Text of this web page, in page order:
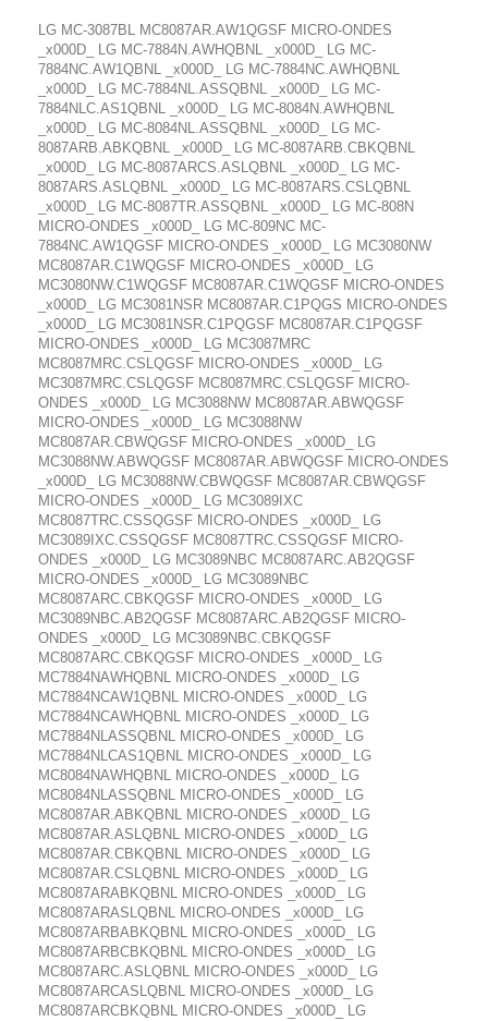
LG MC-3087BL MC8087AR.AW1QGSF MICRO-ONDES
_x000D_ LG MC-7884N.AWHQBNL _x000D_ LG MC-
7884NC.AW1QBNL _x000D_ LG MC-7884NC.AWHQBNL
_x000D_ LG MC-7884NL.ASSQBNL _x000D_ LG MC-
7884NLC.AS1QBNL _x000D_ LG MC-8084N.AWHQBNL
_x000D_ LG MC-8084NL.ASSQBNL _x000D_ LG MC-
8087ARB.ABKQBNL _x000D_ LG MC-8087ARB.CBKQBNL
_x000D_ LG MC-8087ARCS.ASLQBNL _x000D_ LG MC-
8087ARS.ASLQBNL _x000D_ LG MC-8087ARS.CSLQBNL
_x000D_ LG MC-8087TR.ASSQBNL _x000D_ LG MC-808N
MICRO-ONDES _x000D_ LG MC-809NC MC-
7884NC.AW1QGSF MICRO-ONDES _x000D_ LG MC3080NW
MC8087AR.C1WQGSF MICRO-ONDES _x000D_ LG
MC3080NW.C1WQGSF MC8087AR.C1WQGSF MICRO-ONDES
_x000D_ LG MC3081NSR MC8087AR.C1PQGS MICRO-ONDES
_x000D_ LG MC3081NSR.C1PQGSF MC8087AR.C1PQGSF
MICRO-ONDES _x000D_ LG MC3087MRC
MC8087MRC.CSLQGSF MICRO-ONDES _x000D_ LG
MC3087MRC.CSLQGSF MC8087MRC.CSLQGSF MICRO-
ONDES _x000D_ LG MC3088NW MC8087AR.ABWQGSF
MICRO-ONDES _x000D_ LG MC3088NW
MC8087AR.CBWQGSF MICRO-ONDES _x000D_ LG
MC3088NW.ABWQGSF MC8087AR.ABWQGSF MICRO-ONDES
_x000D_ LG MC3088NW.CBWQGSF MC8087AR.CBWQGSF
MICRO-ONDES _x000D_ LG MC3089IXC
MC8087TRC.CSSQGSF MICRO-ONDES _x000D_ LG
MC3089IXC.CSSQGSF MC8087TRC.CSSQGSF MICRO-
ONDES _x000D_ LG MC3089NBC MC8087ARC.AB2QGSF
MICRO-ONDES _x000D_ LG MC3089NBC
MC8087ARC.CBKQGSF MICRO-ONDES _x000D_ LG
MC3089NBC.AB2QGSF MC8087ARC.AB2QGSF MICRO-
ONDES _x000D_ LG MC3089NBC.CBKQGSF
MC8087ARC.CBKQGSF MICRO-ONDES _x000D_ LG
MC7884NAWHQBNL MICRO-ONDES _x000D_ LG
MC7884NCAW1QBNL MICRO-ONDES _x000D_ LG
MC7884NCAWHQBNL MICRO-ONDES _x000D_ LG
MC7884NLASSQBNL MICRO-ONDES _x000D_ LG
MC7884NLCAS1QBNL MICRO-ONDES _x000D_ LG
MC8084NAWHQBNL MICRO-ONDES _x000D_ LG
MC8084NLASSQBNL MICRO-ONDES _x000D_ LG
MC8087AR.ABKQBNL MICRO-ONDES _x000D_ LG
MC8087AR.ASLQBNL MICRO-ONDES _x000D_ LG
MC8087AR.CBKQBNL MICRO-ONDES _x000D_ LG
MC8087AR.CSLQBNL MICRO-ONDES _x000D_ LG
MC8087ARABKQBNL MICRO-ONDES _x000D_ LG
MC8087ARASLQBNL MICRO-ONDES _x000D_ LG
MC8087ARBABKQBNL MICRO-ONDES _x000D_ LG
MC8087ARBCBKQBNL MICRO-ONDES _x000D_ LG
MC8087ARC.ASLQBNL MICRO-ONDES _x000D_ LG
MC8087ARCASLQBNL MICRO-ONDES _x000D_ LG
MC8087ARCBKQBNL MICRO-ONDES _x000D_ LG